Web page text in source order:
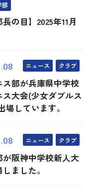
部
長の目】2025年11月
ニュース クラブ
ス部が兵庫県中学校
ス大会(少女ダブルス
場しています。
ニュース クラブ
が阪神中学校新人大
ました。